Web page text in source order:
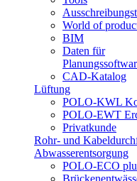
World of
BIM
Daten für
CAD-Katalog
Lüftung
POLO-KWL
POLO-EWT
Privatkunde
Rohr- und
Abwasserentsorgung
POLO-ECO